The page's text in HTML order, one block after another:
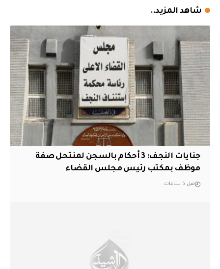
شاهد المزيد..
جنايات النجف: 3 أحكام بالسجن لمنتحل صفة
موظف بمكتب رئيس مجلس القضاء
قبل 5 ساعات